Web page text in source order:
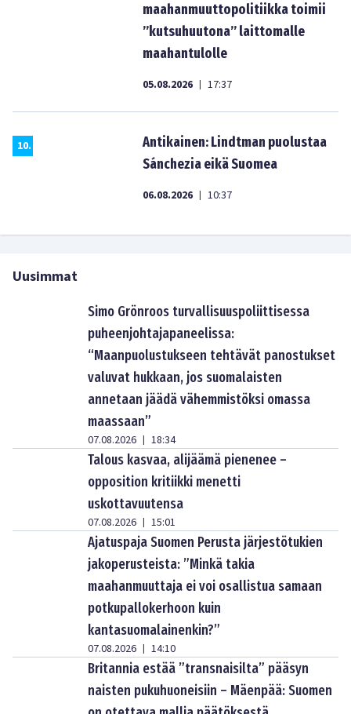
maahanmuuttopolitiikka toimii
”kutsuhuutona” laittomalle
maahantulolle
05.08.2026 | 17:37
10.
Antikainen: Lindtman puolustaa
Sánchezia eikä Suomea
06.08.2026 | 10:37
Uusimmat
Simo Grönroos turvallisuuspoliittisessa
puheenjohtajapaneelissa:
“Maanpuolustukseen tehtävät panostukset
valuvat hukkaan, jos suomalaisten
annetaan jäädä vähemmistöksi omassa
maassaan”
07.08.2026 | 18:34
Talous kasvaa, alijäämä pienenee –
opposition kritiikki menetti
uskottavuutensa
07.08.2026 | 15:01
Ajatuspaja Suomen Perusta järjestötukien
jakoperusteista: ”Minkä takia
maahanmuuttaja ei voi osallistua samaan
potkupallokerhoon kuin
kantasuomalainenkin?”
07.08.2026 | 14:10
Britannia estää ”transnaisilta” pääsyn
naisten pukuhuoneisiin – Mäenpää: Suomen